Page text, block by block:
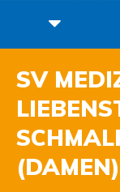
SV
(DAMEN)